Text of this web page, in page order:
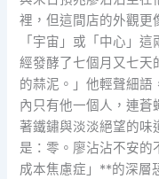
裡，但這間店的外觀更
「宇宙」或「中心」
經發酵了七個月又七天
的蒜泥。」他輕聲細語
內只有他一個人，連蒼
著鐵鏽與淡淡絕望的味
是：零。廖沾沾不安
成本焦慮症」**的深層